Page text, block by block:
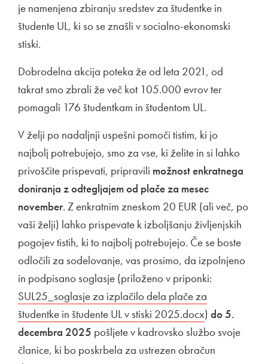
je namenjena zbiranju sredstev za študentke in
študente UL, ki so se znašli v socialno-ekonomski
stiski.
Dobrodelna akcija poteka že od leta 2021, od
takrat smo zbrali že več kot 105.000 evrov ter
pomagali 176 študentkam in študentom UL.
V želji po nadaljnji uspešni pomoči tistim, ki jo
najbolj potrebujejo, smo za vse, ki želite in si lahko
privoščite prispevati, pripravili možnost enkratnega
doniranja z odtegljajem od plače za mesec
november. Z enkratnim zneskom 20 EUR (ali več, po
vaši želji) lahko prispevate k izboljšanju življenjskih
pogojev tistih, ki to najbolj potrebujejo. Če se boste
odločili za sodelovanje, vas prosimo, da izpolnjeno
in podpisano soglasje (priloženo v priponki:
SUL25_soglasje za izplačilo dela plače za
študentke in študente UL v stiski 2025.docxOdpira se v
) do 5.
decembra 2025 pošljete v kadrovsko službo svoje
članice, ki bo poskrbela za ustrezen obračun